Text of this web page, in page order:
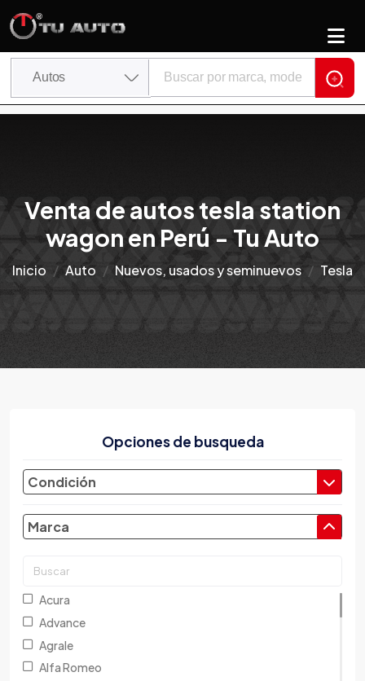
Venta de autos tesla station
wagon en Perú - Tu Auto
Inicio Auto Nuevos, usados y seminuevos Tesla
Opciones de busqueda
Condición
Marca
Acura
Advance
Agrale
Alfa Romeo